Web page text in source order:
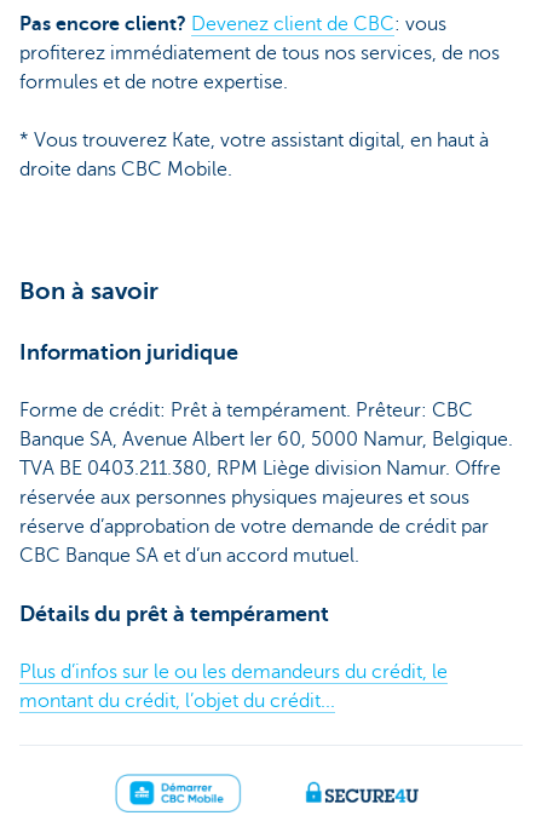
Pas encore client? Devenez client de CBC: vous
profiterez immédiatement de tous nos services, de nos
formules et de notre expertise.
* Vous trouverez Kate, votre assistant digital, en haut à
droite dans CBC Mobile.
Bon à savoir
Information juridique
Forme de crédit: Prêt à tempérament. Prêteur: CBC
Banque SA, Avenue Albert Ier 60, 5000 Namur, Belgique.
TVA BE 0403.211.380, RPM Liège division Namur. Offre
réservée aux personnes physiques majeures et sous
réserve d’approbation de votre demande de crédit par
CBC Banque SA et d’un accord mutuel.
Détails du prêt à tempérament
Plus d’infos sur le ou les demandeurs du crédit, le
montant du crédit, l’objet du crédit...